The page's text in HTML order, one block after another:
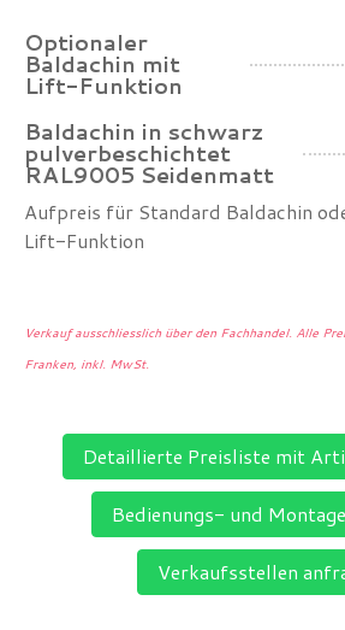
Optionaler
Baldachin mit
Lift-Funktion
Baldachin in schwarz
pulverbeschichtet
RAL9005 Seidenmatt
Aufpreis für Standard Baldachin
Lift-Funktion
Verkauf ausschliesslich über den Fachhandel. Alle
Franken, inkl. MwSt.
Detaillierte Preisliste mit
Bedienungs- und
Verkaufsstellen